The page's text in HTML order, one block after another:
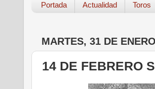
Portada Actualidad Toros
MARTES, 31 DE
14 DE FEBRERO